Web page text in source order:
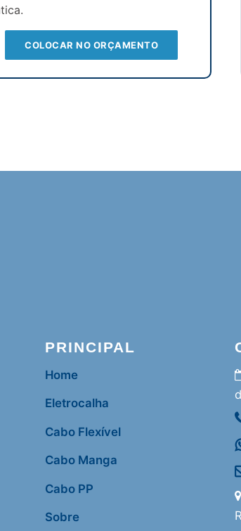
COLOCAR NO ORÇAMENTO
PRINCIPAL
Home
Eletrocalha
Cabo Flexível
Cabo Manga
Cabo PP
Sobre